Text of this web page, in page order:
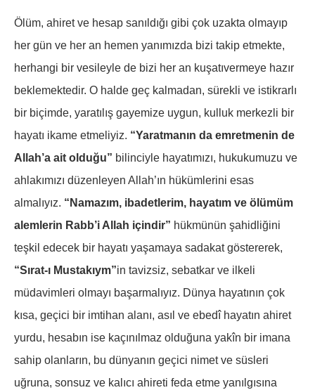
Ölüm, ahiret ve hesap sanıldığı gibi çok uzakta olmayıp
her gün ve her an hemen yanımızda bizi takip etmekte,
herhangi bir vesileyle de bizi her an kuşatıvermeye hazır
beklemektedir. O halde geç kalmadan, sürekli ve istikrarlı
bir biçimde, yaratılış gayemize uygun, kulluk merkezli bir
hayatı ikame etmeliyiz. “Yaratmanın da emretmenin de
Allah’a ait olduğu” bilinciyle hayatımızı, hukukumuzu ve
ahlakımızı düzenleyen Allah’ın hükümlerini esas
almalıyız. “Namazım, ibadetlerim, hayatım ve ölümüm
alemlerin Rabb’i Allah içindir” hükmünün şahidliğini
teşkil edecek bir hayatı yaşamaya sadakat göstererek,
“Sırat-ı Mustakıym”in tavizsiz, sebatkar ve ilkeli
müdavimleri olmayı başarmalıyız. Dünya hayatının çok
kısa, geçici bir imtihan alanı, asıl ve ebedî hayatın ahiret
yurdu, hesabın ise kaçınılmaz olduğuna yakîn bir imana
sahip olanların, bu dünyanın geçici nimet ve süsleri
uğruna, sonsuz ve kalıcı ahireti feda etme yanılgısına